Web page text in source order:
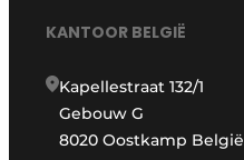
KANTOOR BELGIË
Kapellestraat 132/1
Gebouw G
8020 Oostkamp België